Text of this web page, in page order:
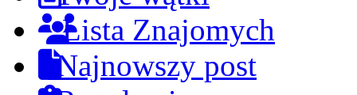
Lista Znajomych
Najnowszy post